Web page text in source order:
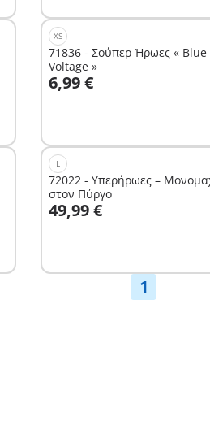
XS
71836 - Σούπερ Ήρωες « Blue
Voltage »
6,99 €Στο καλάθι
L
72022 - Υπερήρωες –
στον Πύργο
49,99 €
Στο καλάθι
1